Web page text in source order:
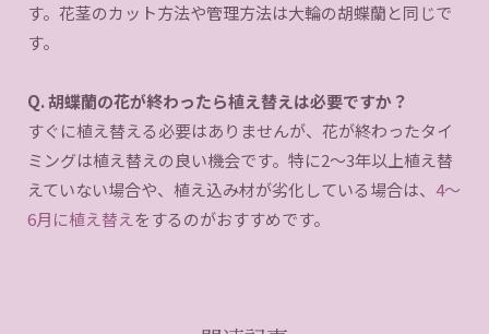
す。花茎のカット方法や管理方法は大輪の胡蝶蘭と同じで
す。
Q. 胡蝶蘭の花が終わったら植え替えは必要ですか？
すぐに植え替える必要はありませんが、花が終わったタイ
ミングは植え替えの良い機会です。特に2〜3年以上植え替
えていない場合や、植え込み材が劣化している場合は、 4〜
6月に植え替え をするのがおすすめです。